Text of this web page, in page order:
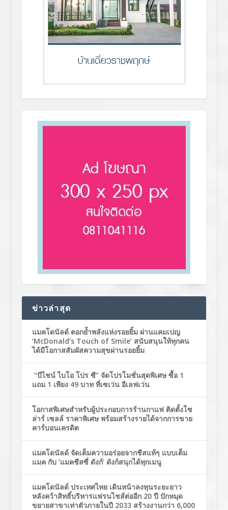
ข่าวล่าสุด
แมคโดนัลด์ ตอกย้ำพลังแห่งรอยยิ้ม ผ่านแคมเปญ
‘McDonald’s Touch of Smile’ สนับสนุนให้ทุกคน
ได้มีโอกาสสัมผัสความสุขผ่านรอยยิ้ม
“บีไชน์ ไบโอ โปร ซี” จัดโปรโมชั่นสุดพิเศษ ซื้อ 1
แถม 1 เพียง 49 บาท ที่เซเว่น อีเลฟเว่น
โอกาสพิเศษสำหรับผู้ประกอบการร้านกาแฟ ติดตั้งโซ
ล่าร์ เซลล์ ราคาพิเศษ พร้อมสร้างรายได้จากการขาย
คาร์บอนเครดิต
แมคโดนัลด์ จัดเต็มความอร่อยจากชีสแท้ๆ แบบเต็ม
แมค กับ ‘แมคชีสซี่ ดังก์’ ดังก์สนุกได้ทุกเมนู
แมคโดนัลด์ ประเทศไทย เดินหน้าลงทุนระยะยาว
หลังคว้าสิทธิ์บริหารแฟรนไชส์ต่ออีก 20 ปี ปักหมุด
ขยายสาขาเท่าตัวภายในปี 2033 สร้างงานกว่า 6,000